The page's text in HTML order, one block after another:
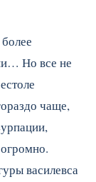
Но все не
чаще,
василевса